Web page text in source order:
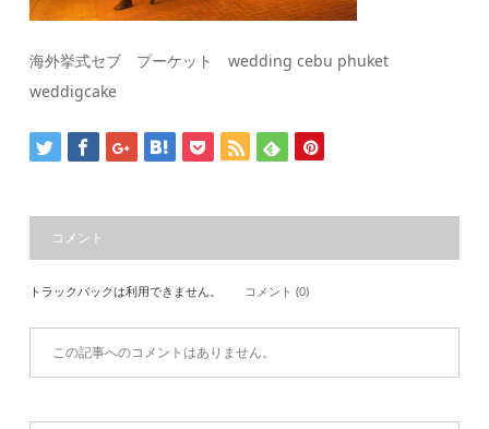
海外挙式セブ プーケット wedding cebu phuket
weddigcake
コメント
トラックバックは利用できません。 コメント (0)
この記事へのコメントはありません。